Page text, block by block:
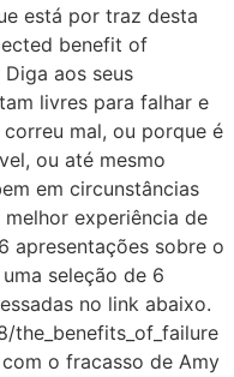
está por traz desta
benefit of
aos seus
livres para falhar e
mal, ou porque é
ou até mesmo
em circunstâncias
experiência de
apresentações sobre o
seleção de 6
no link abaixo.
the_benefits_of_failure
o fracasso de Amy